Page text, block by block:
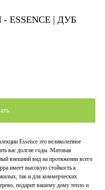
ESSENCE | ДУБ
Essence это великолепное
вас долгие годы. Матовая
внешний вид на протяжении всего
имеет высокую стойкость к
так и для коммерческих
подарит вашему дому тепло и